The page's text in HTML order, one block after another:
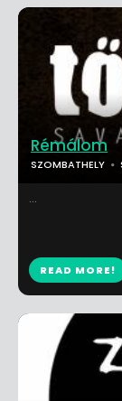
Rémálom
SZOMBATHELY
...
READ MORE!